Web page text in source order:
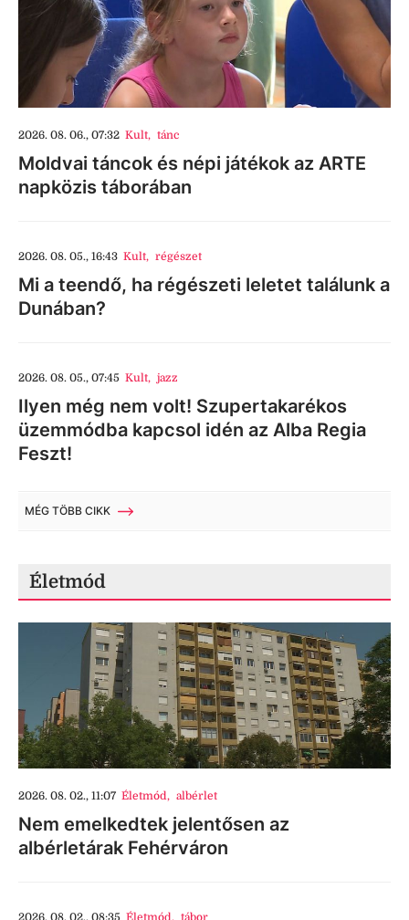
2026. 08. 06., 07:32 Kult, tánc
Moldvai táncok és népi játékok az ARTE
napközis táborában
2026. 08. 05., 16:43 Kult, régészet
Mi a teendő, ha régészeti leletet találunk a
Dunában?
2026. 08. 05., 07:45 Kult, jazz
Ilyen még nem volt! Szupertakarékos
üzemmódba kapcsol idén az Alba Regia
Feszt!
MÉG TÖBB CIKK
Életmód
2026. 08. 02., 11:07 Életmód, albérlet
Nem emelkedtek jelentősen az
albérletárak Fehérváron
2026. 08. 02., 08:35 Életmód, tábor